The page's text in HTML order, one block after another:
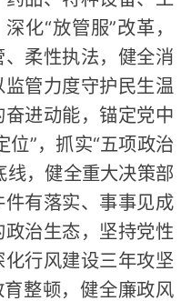
化“放管服”改革，
柔性执法，健全消
管力度守护民生温
进动能，锚定党中
位”，抓实“五项政治
线，健全重大决策部
有落实、事事见成
治生态，坚持党性
行风建设三年攻坚
整顿，健全廉政风